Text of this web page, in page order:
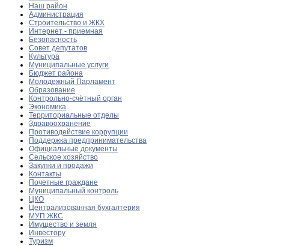
Наш район
Администрация
Строительство и ЖКХ
Интернет - приемная
Безопасность
Совет депутатов
Культура
Муниципальные услуги
Бюджет района
Молодежный Парламент
Образование
Контрольно-счётный орган
Экономика
Территориальные отделы
Здравоохранение
Противодействие коррупции
Поддержка предпринимательства
Официальные документы
Сельское хозяйство
Закупки и продажи
Контакты
Почетные граждане
Муниципальный контроль
ЦКО
Централизованная бухгалтерия
МУП ЖКС
Имущество и земля
Инвестору
Туризм